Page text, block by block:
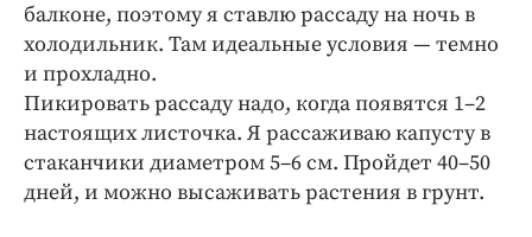
балконе, поэтому я ставлю рассаду на ночь в
холодильник. Там идеальные условия — темно
и прохладно.
Пикировать рассаду надо, когда появятся 1–2
настоящих листочка. Я рассаживаю капусту в
стаканчики диаметром 5–6 см. Пройдет 40–50
дней, и можно высаживать растения в грунт.